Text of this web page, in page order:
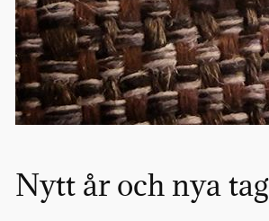
Nytt år och nya tag